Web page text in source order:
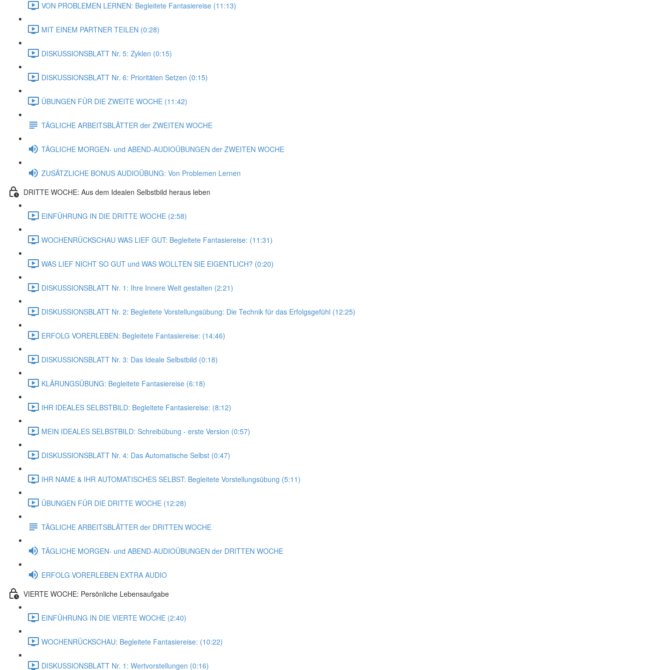
VON PROBLEMEN LERNEN: Begleitete Fantasiereise (11:13)
MIT EINEM PARTNER TEILEN (0:28)
DISKUSSIONSBLATT Nr. 5: Zyklen (0:15)
DISKUSSIONSBLATT Nr. 6: Prioritäten Setzen (0:15)
ÜBUNGEN FÜR DIE ZWEITE WOCHE (11:42)
TÄGLICHE ARBEITSBLÄTTER der ZWEITEN WOCHE
TÄGLICHE MORGEN- und ABEND-AUDIOÜBUNGEN der ZWEITEN WOCHE
ZUSÄTZLICHE BONUS AUDIOÜBUNG: Von Problemen Lernen
DRITTE WOCHE: Aus dem Idealen Selbstbild heraus leben
EINFÜHRUNG IN DIE DRITTE WOCHE (2:58)
WOCHENRÜCKSCHAU WAS LIEF GUT: Begleitete Fantasiereise: (11:31)
WAS LIEF NICHT SO GUT und WAS WOLLTEN SIE EIGENTLICH? (0:20)
DISKUSSIONSBLATT Nr. 1: Ihre Innere Welt gestalten (2:21)
DISKUSSIONSBLATT Nr. 2: Begleitete Vorstellungsübung: Die Technik für das Erfolgsgefühl (12:25)
ERFOLG VORERLEBEN: Begleitete Fantasiereise: (14:46)
DISKUSSIONSBLATT Nr. 3: Das Ideale Selbstbild (0:18)
KLÄRUNGSÜBUNG: Begleitete Fantasiereise (6:18)
IHR IDEALES SELBSTBILD: Begleitete Fantasiereise: (8:12)
MEIN IDEALES SELBSTBILD: Schreibübung - erste Version (0:57)
DISKUSSIONSBLATT Nr. 4: Das Automatische Selbst (0:47)
IHR NAME & IHR AUTOMATISCHES SELBST: Begleitete Vorstellungsübung (5:11)
ÜBUNGEN FÜR DIE DRITTE WOCHE (12:28)
TÄGLICHE ARBEITSBLÄTTER der DRITTEN WOCHE
TÄGLICHE MORGEN- und ABEND-AUDIOÜBUNGEN der DRITTEN WOCHE
ERFOLG VORERLEBEN EXTRA AUDIO
VIERTE WOCHE: Persönliche Lebensaufgabe
EINFÜHRUNG IN DIE VIERTE WOCHE (2:40)
WOCHENRÜCKSCHAU: Begleitete Fantasiereise: (10:22)
DISKUSSIONSBLATT Nr. 1: Wertvorstellungen (0:16)